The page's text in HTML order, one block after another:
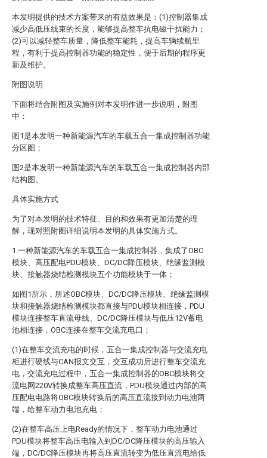
本发明提供的技术方案带来的有益效果是：(1)控制器集成
减少高低压线束的长度，能够提高整车抗电磁干扰能力；
(2)可以减轻整车质量，降低整车能耗，提高车辆续航里
程，有利于提高控制器功能的稳定性，便于后期的程序更
新及维护。
附图说明
下面将结合附图及实施例对本发明作进一步说明，附图
中：
图1是本发明一种新能源汽车的车载五合一集成控制器功能
分区图；
图2是本发明一种新能源汽车的车载五合一集成控制器内部
结构图。
具体实施方式
为了对本发明的技术特征、目的和效果有更加清楚的理
解，现对照附图详细说明本发明的具体实施方式。
1.一种新能源汽车的车载五合一集成控制器，集成了OBC
模块、高压配电PDU模块、DC/DC降压模块、绝缘监测模
块、接触器烧结检测模块五个功能模块于一体；
如图1所示，所述OBC模块、DC/DC降压模块、绝缘监测模
块和接触器烧结检测模块都直接与PDU模块相连接，PDU
模块连接整车直流母线、DC/DC降压模块与低压12V蓄电
池相连接，OBC连接在整车交流充电口；
(1)在整车交流充电的时候，五合一集成控制器与交流充电
柜进行硬线与CAN报文交互，交互成功后进行整车交流充
电，交流充电过程中，五合一集成控制器的OBC模块将交
流电网220V转换成整车高压直流，PDU模块通过内部的高
压配电电路将OBC模块转换后的高压直流接到动力电池两
端，给整车动力电池充电；
(2)在整车高压上电Ready的情况下，整车动力电池通过
PDU模块将整车高压电输入到DC/DC降压模块的高压输入
端，DC/DC降压模块再将高压直流转变为低压直流电给低